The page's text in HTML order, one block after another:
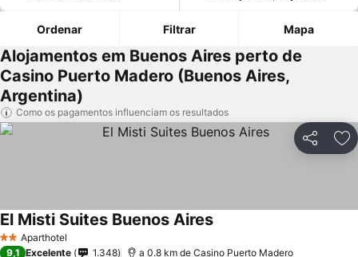
Ordenar Filtrar Mapa
Alojamentos em Buenos Aires perto de
Casino Puerto Madero (Buenos Aires,
Argentina)
Como os pagamentos influenciam os resultados
Partilhar
2 EstrelasAparthotel
El Misti Suites Buenos Aires
9,1 Excelente 1.348 a 0.8 km de Casino Puerto Madero